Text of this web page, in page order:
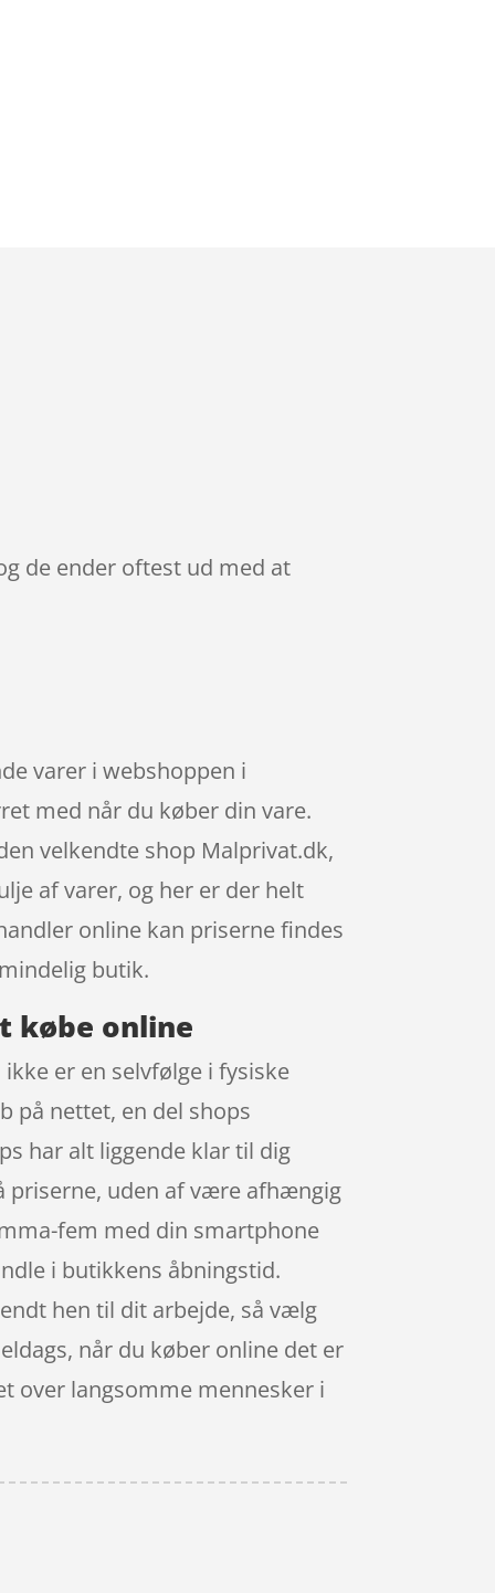
de ender oftest ud med at
varer i webshoppen i
med når du køber din vare.
velkendte shop Malprivat.dk,
af varer, og her er der helt
online kan priserne findes
butik.
købe online
er en selvfølge i fysiske
på nettet, en del shops
har alt liggende klar til dig
priserne, uden af være afhængig
fem med din smartphone
i butikkens åbningstid.
hen til dit arbejde, så vælg
når du køber online det er
over langsomme mennesker i